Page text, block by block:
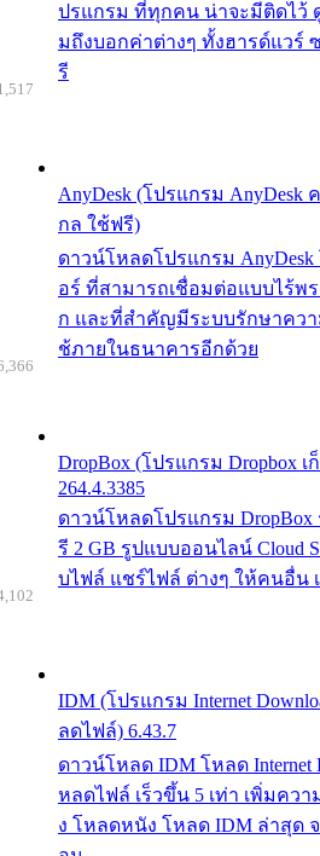
ปรแกรม ที่ทุกคน น่าจะมีติดไว้
มถึงบอกค่าต่างๆ ทั้งฮารด์แวร์
รี
AnyDesk (โปรแกรม
กล ใช้ฟรี)
ดาวน์โหลดโปรแกรม
อร์ ที่สามารถเชื่อมต่อแบบไร้พ
ก และที่สำคัญมีระบบรักษาคว
ช้ภายในธนาคารอีกด้วย
DropBox (โปรแกรม Dropbox
264.4.3385
ดาวน์โหลดโปรแกรม
รี 2 GB รูปแบบออนไลน์ Cloud
บไฟล์ แชร์ไฟล์ ต่างๆ ให้คนอื่น
IDM (โปรแกรม Internet
ลดไฟล์) 6.43.7
ดาวน์โหลด IDM โหลด Internet
หลดไฟล์ เร็วขึ้น 5 เท่า เพิ่มคว
ง โหลดหนัง โหลด IDM ล่าสุด จ